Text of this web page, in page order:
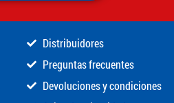
Distribuidores
Preguntas frecuentes
Devoluciones y condiciones